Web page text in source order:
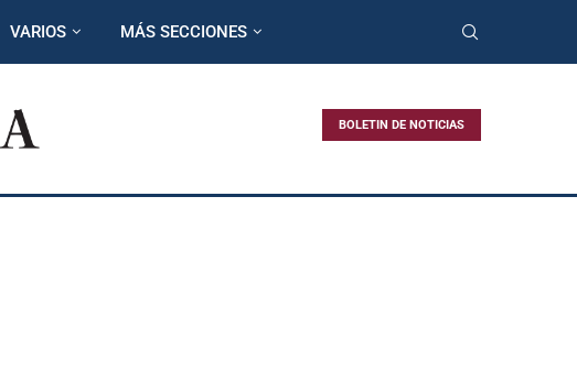
VARIOS MÁS SECCIONES
BOLETIN DE NOTICIAS